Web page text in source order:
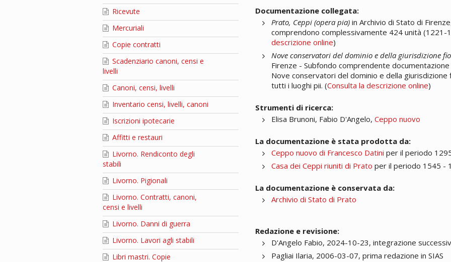
Ricevute
Mercuriali
Copie contratti
Scadenziario canoni, censi e
livelli
Canoni, censi, livelli
Inventario censi, livelli, canoni
Iscrizioni ipotecarie
Affitti e restauri
Livorno. Rendiconto degli
stabili
Livorno. Pigionali
Livorno. Contratti, canoni,
censi e livelli
Livorno. Danni di guerra
Livorno. Lavori agli stabili
Libri mastri. Copie
Documentazione collegata:
Prato, Ceppi (opera pia) in Archivio di Stato di
comprendono complessivamente 424 unità (1221-
descrizione online)
Nove conservatori del dominio e della giurisdizione
Firenze - Subfondo comprendente
Nove conservatori del dominio e della
tutti i luoghi pii. (Consulta la descrizione online)
Strumenti di ricerca:
Elisa Brunoni, Fabio D'Angelo,Ceppo nuovo
La documentazione è stata prodotta da:
Ceppo nuovo di Francesco Datini per il periodo
Casa dei Ceppi riuniti di Prato per il periodo 1545 -
La documentazione è conservata da:
Archivio di Stato di Prato
Redazione e revisione:
D'Angelo Fabio, 2024-10-23, integrazione
Pagliai Ilaria, 2006-03-07, prima redazione in SIAS